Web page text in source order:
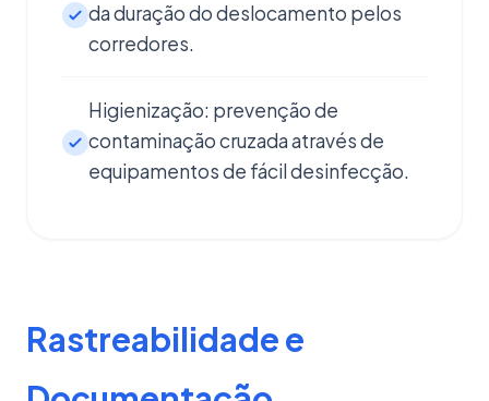
da duração do deslocamento pelos
corredores.
Higienização: prevenção de
contaminação cruzada através de
equipamentos de fácil desinfecção.
Rastreabilidade e